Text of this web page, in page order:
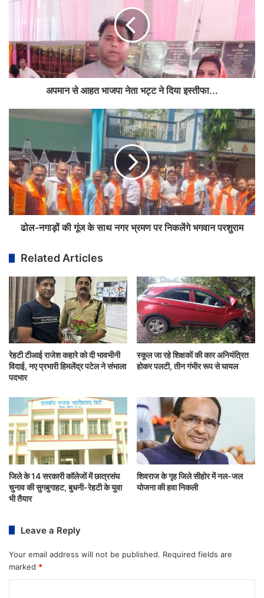
अपमान से आहत भाजपा नेता भट्ट ने दिया इस्तीफा...
ढोल-नगाड़ों की गूंज के साथ नगर भ्रमण पर निकलेंगे भगवान परशुराम
Related Articles
रेहटी टीआई राजेश कहारे को दी भावभीनी
विदाई, नए प्रभारी हिमलेंद्र पटेल ने संभाला
पदभार
स्कूल जा रहे शिक्षकों की कार अनियंत्रित
होकर पलटी, तीन गंभीर रूप से घायल
जिले के 14 सरकारी कॉलेजों में छात्रसंघ
चुनाव की सुगबुगाहट, बुधनी-रेहटी के युवा
भी तैयार
शिवराज के गृह जिले सीहोर में नल-जल
योजना की हवा निकली
Leave a Reply
Your email address will not be published. Required fields are
marked *